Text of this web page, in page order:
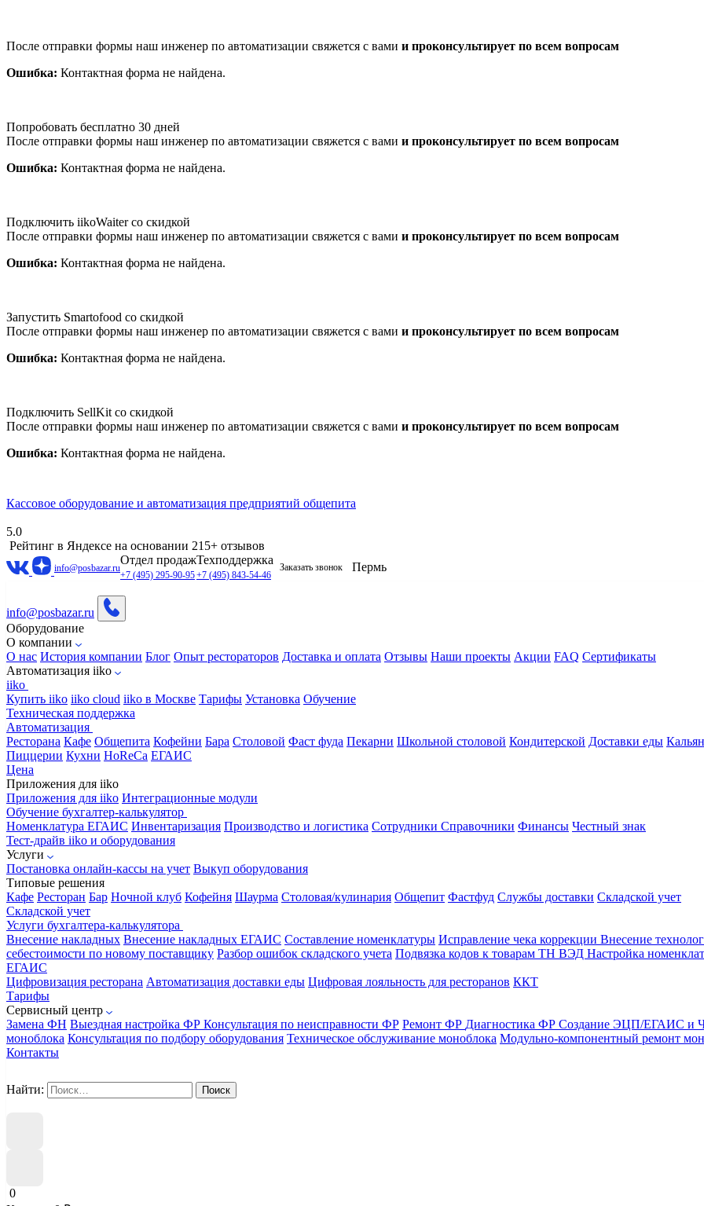
После отправки формы наш инженер по автоматизации свяжется с вами и проконсультирует по всем вопросам
Ошибка: Контактная форма не найдена.
Попробовать бесплатно 30 дней
После отправки формы наш инженер по автоматизации свяжется с вами и проконсультирует по всем вопросам
Ошибка: Контактная форма не найдена.
Подключить iikoWaiter со скидкой
После отправки формы наш инженер по автоматизации свяжется с вами и проконсультирует по всем вопросам
Ошибка: Контактная форма не найдена.
Запустить Smartofood со скидкой
После отправки формы наш инженер по автоматизации свяжется с вами и проконсультирует по всем вопросам
Ошибка: Контактная форма не найдена.
Подключить SellKit со скидкой
После отправки формы наш инженер по автоматизации свяжется с вами и проконсультирует по всем вопросам
Ошибка: Контактная форма не найдена.
Кассовое оборудование и автоматизация предприятий общепита
5.0
Рейтинг в Яндексе на основании 215+ отзывов
info@posbazar.ru
Отдел продаж
+7 (495) 295-90-95
Техподдержка
+7 (495) 843-54-46
Заказать звонок Пермь
info@posbazar.ru
Оборудование
О компании
О нас История компании Блог Опыт рестораторов Доставка и оплата Отзывы Наши проекты Акции FAQ Сертификаты
Автоматизация iiko
iiko
Купить iiko iiko cloud iiko в Москве Тарифы Установка Обучение
Техническая поддержка
Автоматизация
Ресторана Кафе Общепита Кофейни Бара Столовой Фаст фуда Пекарни Школьной столовой Кондитерской Доставки еды
Пиццерии Кухни HoReCa ЕГАИС
Цена
Приложения для iiko
Приложения для iiko Интеграционные модули
Обучение бухгалтер-калькулятор
Номенклатура ЕГАИС Инвентаризация Производство и логистика Сотрудники Справочники Финансы Честный знак
Тест-драйв iiko и оборудования
Услуги
Постановка онлайн-кассы на учет Выкуп оборудования
Типовые решения
Кафе Ресторан Бар Ночной клуб Кофейня Шаурма Столовая/кулинария Общепит Фастфуд Службы доставки Складской учет
Складской учет
Услуги бухгалтера-калькулятора
Внесение накладных Внесение накладных ЕГАИС Составление номенклатуры Исправление чека коррекции Внесение
себестоимости по новому поставщику Разбор ошибок складского учета Подвязка кодов к товарам ТН ВЭД Настройка
ЕГАИС
Цифровизация ресторана Автоматизация доставки еды Цифровая лояльность для ресторанов ККТ
Тарифы
Сервисный центр
Замена ФН Выездная настройка ФР Консультация по неисправности ФР Ремонт ФР Диагностика ФР Создание ЭЦП/ЕГАИС и
моноблока Консультация по подбору оборудования Техническое обслуживание моноблока Модульно-компонентный ремонт
Контакты
Найти:
0